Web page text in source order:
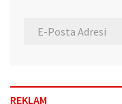
REKLAM